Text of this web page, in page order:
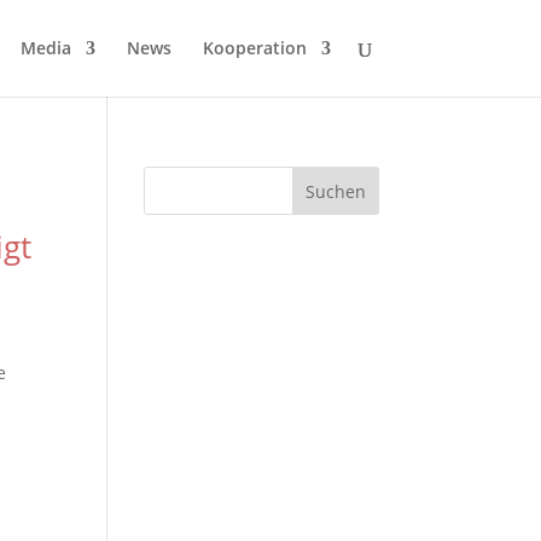
Media News Kooperation